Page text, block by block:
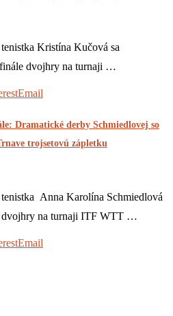
Kristína Kučová sa
dvojhry na turnaji …
Email
Dramatické derby Schmiedlovej so
trojsetovú zápletku
Anna Karolína Schmiedlová
dvojhry na turnaji ITF WTT …
Email